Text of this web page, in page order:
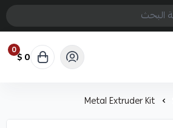
0 0 $
Metal Extruder Kit